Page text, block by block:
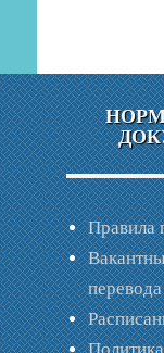
Правила
перевода